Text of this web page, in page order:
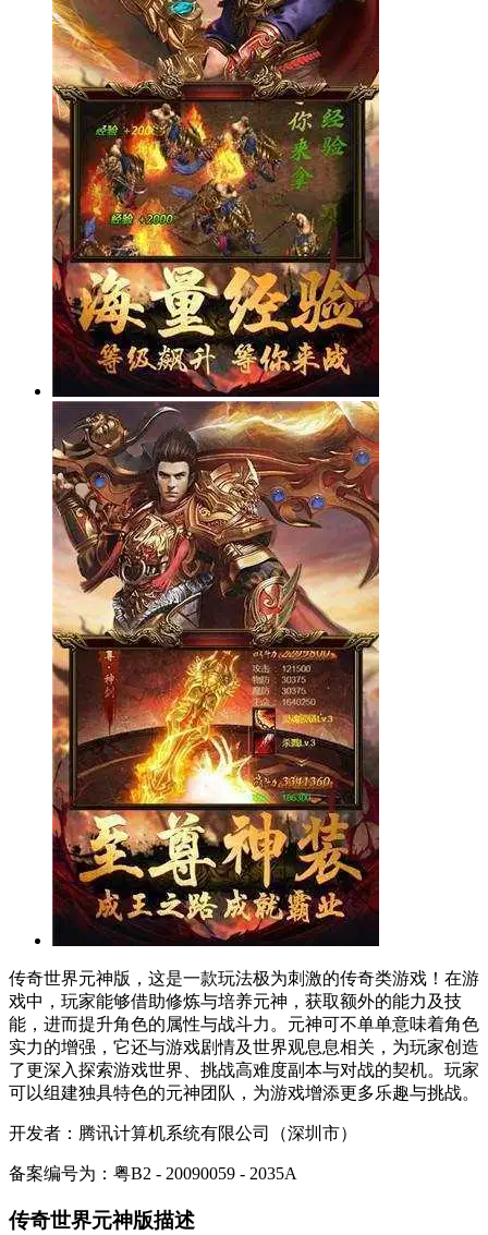
传奇世界元神版，这是一款玩法极为刺激的传奇类游戏！在游
戏中，玩家能够借助修炼与培养元神，获取额外的能力及技
能，进而提升角色的属性与战斗力。元神可不单单意味着角色
实力的增强，它还与游戏剧情及世界观息息相关，为玩家创造
了更深入探索游戏世界、挑战高难度副本与对战的契机。玩家
可以组建独具特色的元神团队，为游戏增添更多乐趣与挑战。
开发者：腾讯计算机系统有限公司（深圳市）
备案编号为：粤B2 - 20090059 - 2035A
传奇世界元神版描述